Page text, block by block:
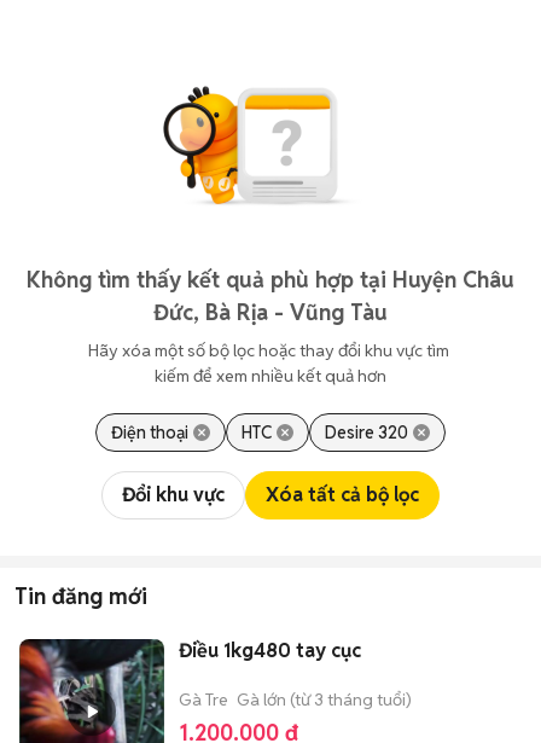
Không tìm thấy kết quả phù hợp tại Huyện Châu
Đức, Bà Rịa - Vũng Tàu
Hãy xóa một số bộ lọc hoặc thay đổi khu vực tìm
kiếm để xem nhiều kết quả hơn
Điện thoại HTC Desire 320
Đổi khu vực Xóa tất cả bộ lọc
Tin đăng mới
Điều 1kg480 tay cục
Gà Tre Gà lớn (từ 3 tháng tuổi)
1.200.000 đ